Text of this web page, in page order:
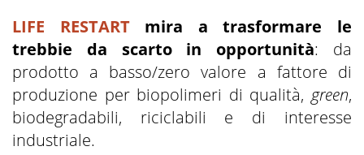
LIFE RESTARTmira a trasformare le
trebbie da scarto in opportunità: da
prodotto a basso/zero valore a fattore di
produzione per biopolimeri di qualità,green,
biodegradabili, riciclabili e di interesse
industriale.